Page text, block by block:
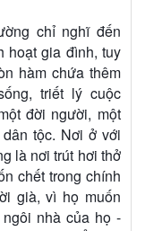
chỉ nghĩ đến
hoạt gia đình, tuy
hàm chứa thêm
triết lý cuộc
đời người, một
tộc. Nơi ở với
là nơi trút hơi thở
chết trong chính
già, vì họ muốn
nhà của họ -